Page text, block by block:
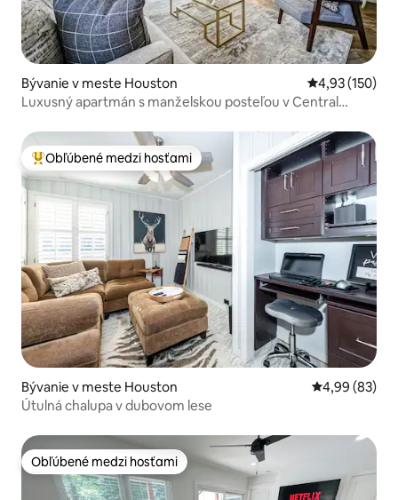
Bývanie v meste Houston Priemerné
4,93 (150)
Luxusný apartmán s manželskou posteľou v Central
Najobľúbenejšie medzi hosťami
Obľúbené medzi hosťami
Bývanie v meste Houston Priemerné
4,99 (83)
Útulná chalupa v dubovom lese
Obľúbené medzi hosťami
Obľúbené medzi hosťami